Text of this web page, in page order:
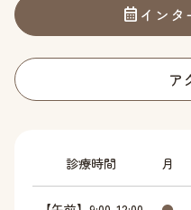
インタ
ア
診療時間 月